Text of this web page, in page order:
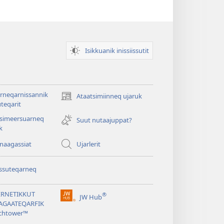
Isikkuanik inissiissutit
Ataatsimiinneq ujaruk
(opens
window)Suut nutaajuppat?
Ujarlerit
JW Hub®
(opens